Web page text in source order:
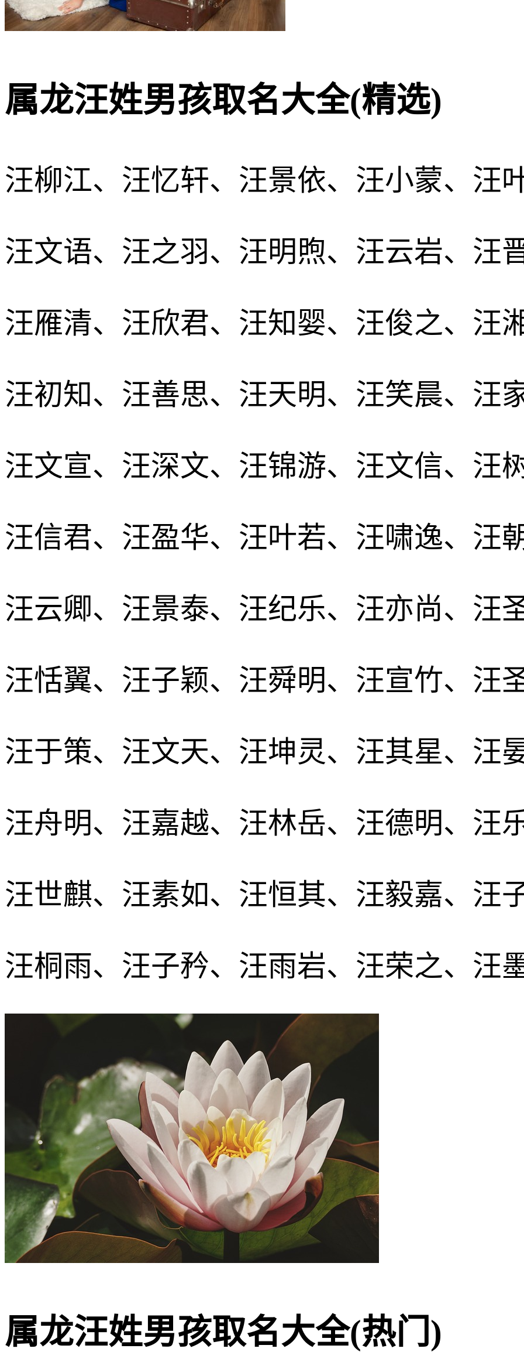
属龙汪姓男孩取名大全(精选)
汪柳江、汪忆轩、汪景依、汪小蒙、汪
汪文语、汪之羽、汪明煦、汪云岩、汪
汪雁清、汪欣君、汪知婴、汪俊之、汪
汪初知、汪善思、汪天明、汪笑晨、汪
汪文宣、汪深文、汪锦游、汪文信、汪
汪信君、汪盈华、汪叶若、汪啸逸、汪
汪云卿、汪景泰、汪纪乐、汪亦尚、汪
汪恬翼、汪子颖、汪舜明、汪宣竹、汪
汪于策、汪文天、汪坤灵、汪其星、汪
汪舟明、汪嘉越、汪林岳、汪德明、汪
汪世麒、汪素如、汪恒其、汪毅嘉、汪
汪桐雨、汪子矜、汪雨岩、汪荣之、汪
属龙汪姓男孩取名大全(热门)